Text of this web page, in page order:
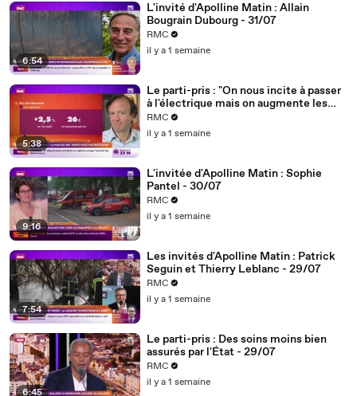
6:54
L'invité d'Apolline Matin : Allain
Bougrain Dubourg - 31/07
RMC
il y a 1 semaine
5:38
Le parti-pris : "On nous incite à passer
à l'électrique mais on augmente les
tarifs... ce gouvernement est
incohérent" - 31/07
RMC
il y a 1 semaine
9:16
L'invitée d'Apolline Matin : Sophie
Pantel - 30/07
RMC
il y a 1 semaine
7:54
Les invités d'Apolline Matin : Patrick
Seguin et Thierry Leblanc - 29/07
RMC
il y a 1 semaine
6:45
Le parti-pris : Des soins moins bien
assurés par l'État - 29/07
RMC
il y a 1 semaine